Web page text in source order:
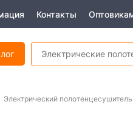
Контакты
Электрический